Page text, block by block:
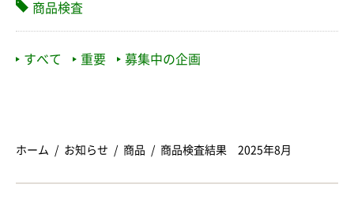
商品検査
すべて 重要 募集中の企画
ホーム お知らせ 商品 商品検査結果 2025年8月